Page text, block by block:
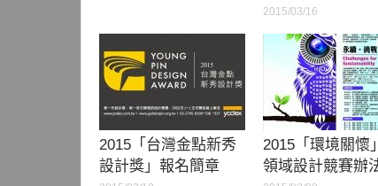
2015/03/16
2015「台灣金點新秀
設計獎」報名簡章
2015「環境關懷
領域設計競賽辦